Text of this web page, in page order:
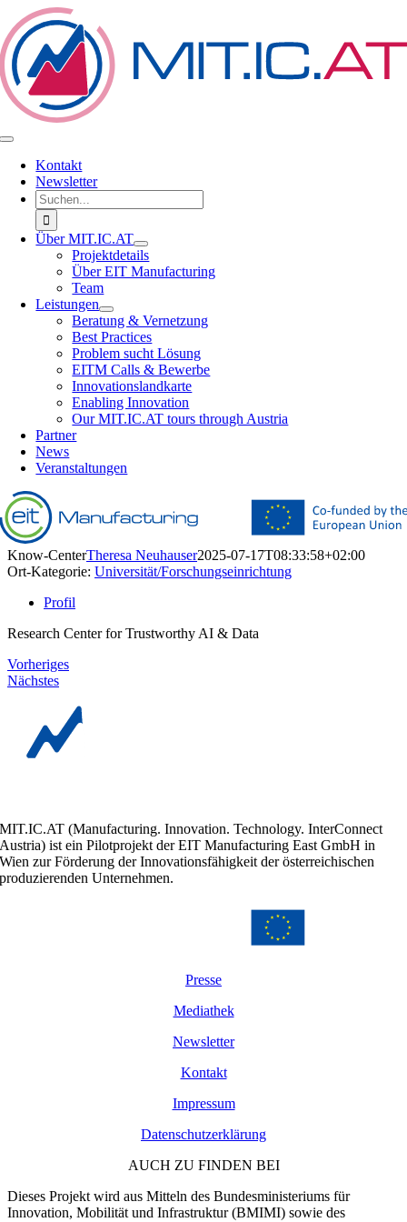
Zum
Inhalt
springen
Toggle
NavigationKontakt
Newsletter
Suche
nach:
Über MIT.IC.AT
Projektdetails
Über EIT Manufacturing
Team
Leistungen
Beratung & Vernetzung
Best Practices
Problem sucht Lösung
EITM Calls & Bewerbe
Innovationslandkarte
Enabling Innovation
Our MIT.IC.AT tours through Austria
Partner
News
Veranstaltungen
Know-CenterTheresa Neuhauser2025-07-17T08:33:58+02:00
Ort-Kategorie: Universität/Forschungseinrichtung
Profil
Research Center for Trustworthy AI & Data
Vorheriges
Nächstes
MIT.IC.AT (Manufacturing. Innovation. Technology. InterConnect
Austria) ist ein Pilotprojekt der EIT Manufacturing East GmbH in
Wien zur Förderung der Innovationsfähigkeit der österreichischen
produzierenden Unternehmen.
Presse
Mediathek
Newsletter
Kontakt
Impressum
Datenschutzerklärung
AUCH ZU FINDEN BEI
Dieses Projekt wird aus Mitteln des Bundesministeriums für
Innovation, Mobilität und Infrastruktur (BMIMI) sowie des